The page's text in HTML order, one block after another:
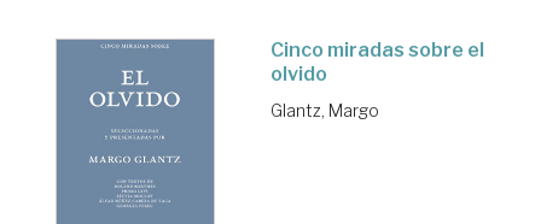
Cinco miradas sobre el
olvido
Glantz, Margo